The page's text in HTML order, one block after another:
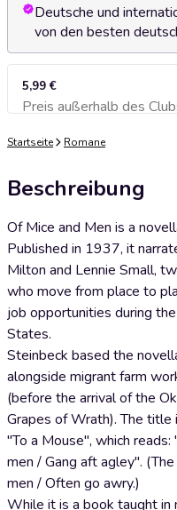
Deutsche und
von den besten
5,99 €
Preis außerhalb des
Zum
Startseite Romane
Beschreibung
Of Mice and Men is a
Published in 1937, it
Milton and Lennie Small,
who move from place to
job opportunities during
States.
Steinbeck based the
alongside migrant farm
(before the arrival of the
Grapes of Wrath). The
"To a Mouse", which
men / Gang aft agley".
men / Often go awry.)
While it is a book taught in